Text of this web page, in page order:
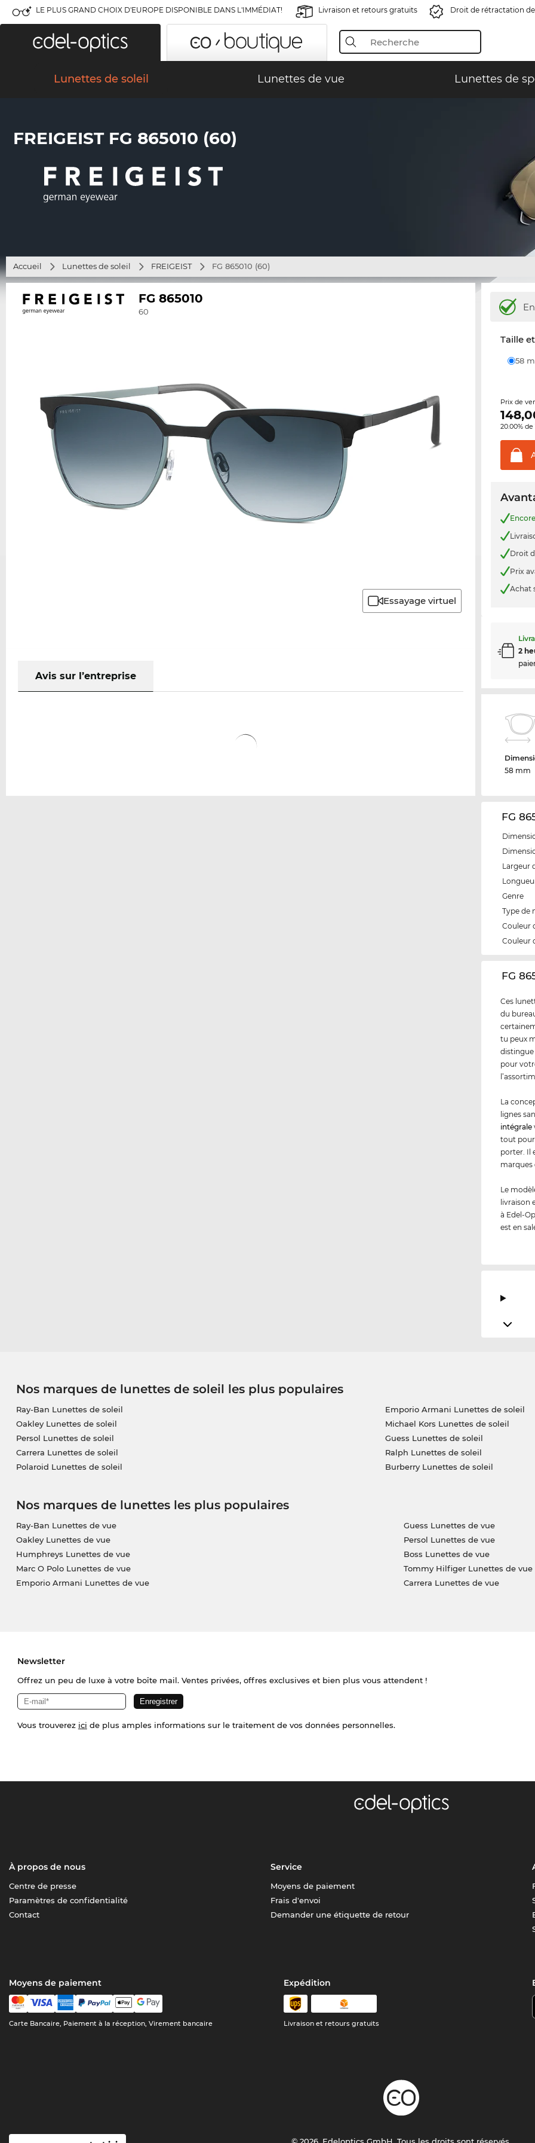
LE PLUS GRAND CHOIX D'EUROPE DISPONIBLE DANS L'IMMÉDIAT! Livraison et retours gratuits Droit de rétractation
Lunettes de soleil Lunettes de vue Lunettes de
FREIGEIST FG 865010 (60)
Accueil Lunettes de soleil FREIGEIST FG 865010 (60)
FG 865010
60
Essayage virtuel
Avis sur l’entreprise
Taille
58
Prix de
20.00%
Droit
Prix
Achat
2
58 mm
FG
Largeur
Genre
Type de
Couleur
Couleur
‌FG
Ces
du
tu peux
distingue
pour
La
lignes
intégrale
tout pour
porter. Il
Le
livraison
à Edel-
est en
Nos marques de lunettes de soleil les plus populaires
Ray-Ban Lunettes de soleil
Oakley Lunettes de soleil
Persol Lunettes de soleil
Carrera Lunettes de soleil
Polaroid Lunettes de soleil
Emporio Armani Lunettes de soleil
Michael Kors Lunettes de soleil
Guess Lunettes de soleil
Ralph Lunettes de soleil
Burberry Lunettes de soleil
Nos marques de lunettes les plus populaires
Ray-Ban Lunettes de vue
Oakley Lunettes de vue
Humphreys Lunettes de vue
Marc O Polo Lunettes de vue
Emporio Armani Lunettes de vue
Guess Lunettes de vue
Persol Lunettes de vue
Boss Lunettes de vue
Tommy Hilfiger Lunettes de vue
Carrera Lunettes de vue
Newsletter
Offrez un peu de luxe à votre boîte mail. Ventes privées, offres exclusives et bien plus vous attendent !
Vous trouverez ici de plus amples informations sur le traitement de vos données personnelles.
À propos de nous
Centre de presse
Paramètres de confidentialité
Contact
Service
Moyens de paiement
Frais d'envoi
Demander une étiquette de retour
Moyens de paiement
Carte Bancaire, Paiement à la réception, Virement bancaire
Expédition
Livraison et retours gratuits